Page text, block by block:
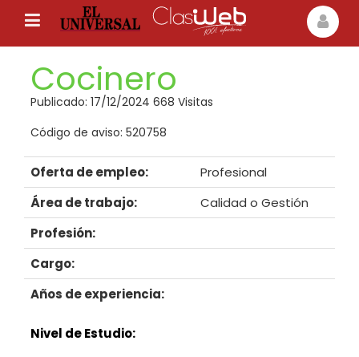
Cocinero
Publicado: 17/12/2024 668 Visitas
Código de aviso: 520758
Oferta de empleo:
Profesional
Área de trabajo:
Calidad o Gestión
Profesión:
Cargo:
Años de experiencia:
Nivel de Estudio: